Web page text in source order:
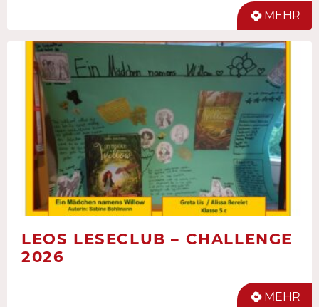
MEHR
LEOS LESECLUB – CHALLENGE
2026
MEHR